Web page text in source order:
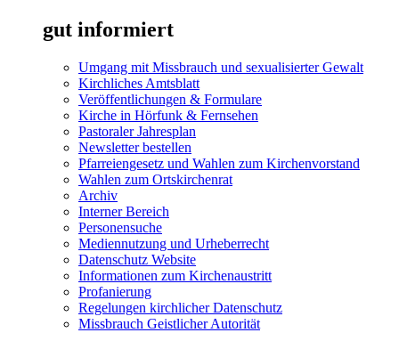
gut informiert
Umgang mit Missbrauch und sexualisierter Gewalt
Kirchliches Amtsblatt
Veröffentlichungen & Formulare
Kirche in Hörfunk & Fernsehen
Pastoraler Jahresplan
Newsletter bestellen
Pfarreiengesetz und Wahlen zum Kirchenvorstand
Wahlen zum Ortskirchenrat
Archiv
Interner Bereich
Personensuche
Mediennutzung und Urheberrecht
Datenschutz Website
Informationen zum Kirchenaustritt
Profanierung
Regelungen kirchlicher Datenschutz
Missbrauch Geistlicher Autorität